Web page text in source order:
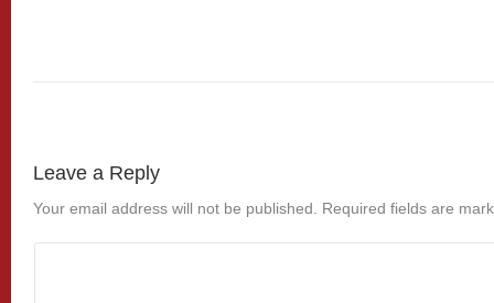
Leave a Reply
Your email address will not be published. Required fields are